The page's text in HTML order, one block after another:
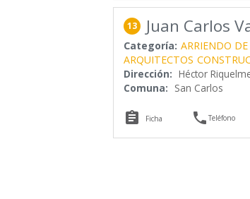
13 Juan Carlos
Categoría: ARRIENDO
ARQUITECTOS
Dirección: Héctor
Comuna: San Carlos
 Ficha Teléfono